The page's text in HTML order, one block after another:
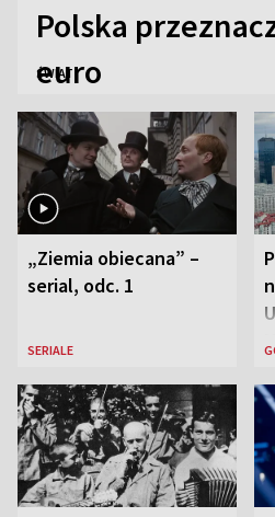
Polska
euro
ŚWIAT
„Ziemia obiecana” –
serial, odc. 1
SERIALE